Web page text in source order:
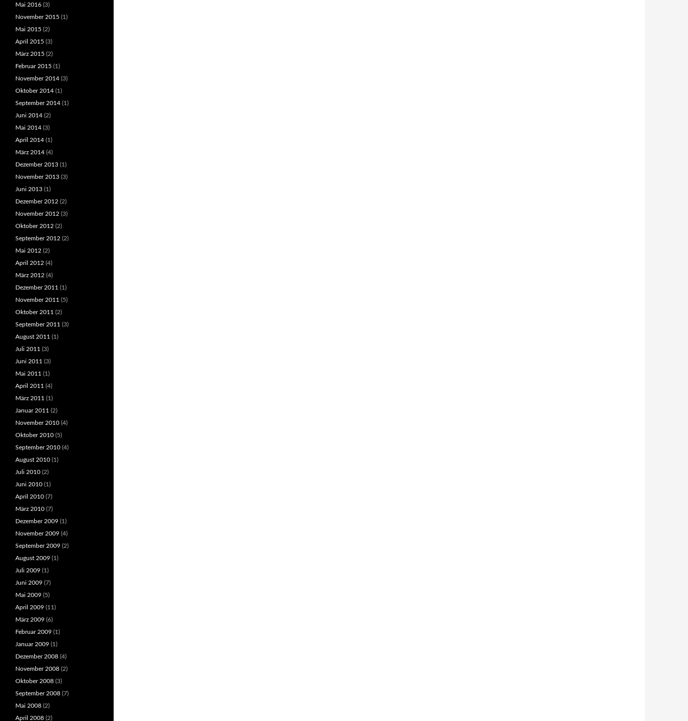
Mai 2016 (3)
November 2015 (1)
Mai 2015 (2)
April 2015 (3)
März 2015 (2)
Februar 2015 (1)
November 2014 (3)
Oktober 2014 (1)
September 2014 (1)
Juni 2014 (2)
Mai 2014 (3)
April 2014 (1)
März 2014 (4)
Dezember 2013 (1)
November 2013 (3)
Juni 2013 (1)
Dezember 2012 (2)
November 2012 (3)
Oktober 2012 (2)
September 2012 (2)
Mai 2012 (2)
April 2012 (4)
März 2012 (4)
Dezember 2011 (1)
November 2011 (5)
Oktober 2011 (2)
September 2011 (3)
August 2011 (1)
Juli 2011 (3)
Juni 2011 (3)
Mai 2011 (1)
April 2011 (4)
März 2011 (1)
Januar 2011 (2)
November 2010 (4)
Oktober 2010 (5)
September 2010 (4)
August 2010 (1)
Juli 2010 (2)
Juni 2010 (1)
April 2010 (7)
März 2010 (7)
Dezember 2009 (1)
November 2009 (4)
September 2009 (2)
August 2009 (1)
Juli 2009 (1)
Juni 2009 (7)
Mai 2009 (5)
April 2009 (11)
März 2009 (6)
Februar 2009 (1)
Januar 2009 (1)
Dezember 2008 (4)
November 2008 (2)
Oktober 2008 (3)
September 2008 (7)
Mai 2008 (2)
April 2008 (2)